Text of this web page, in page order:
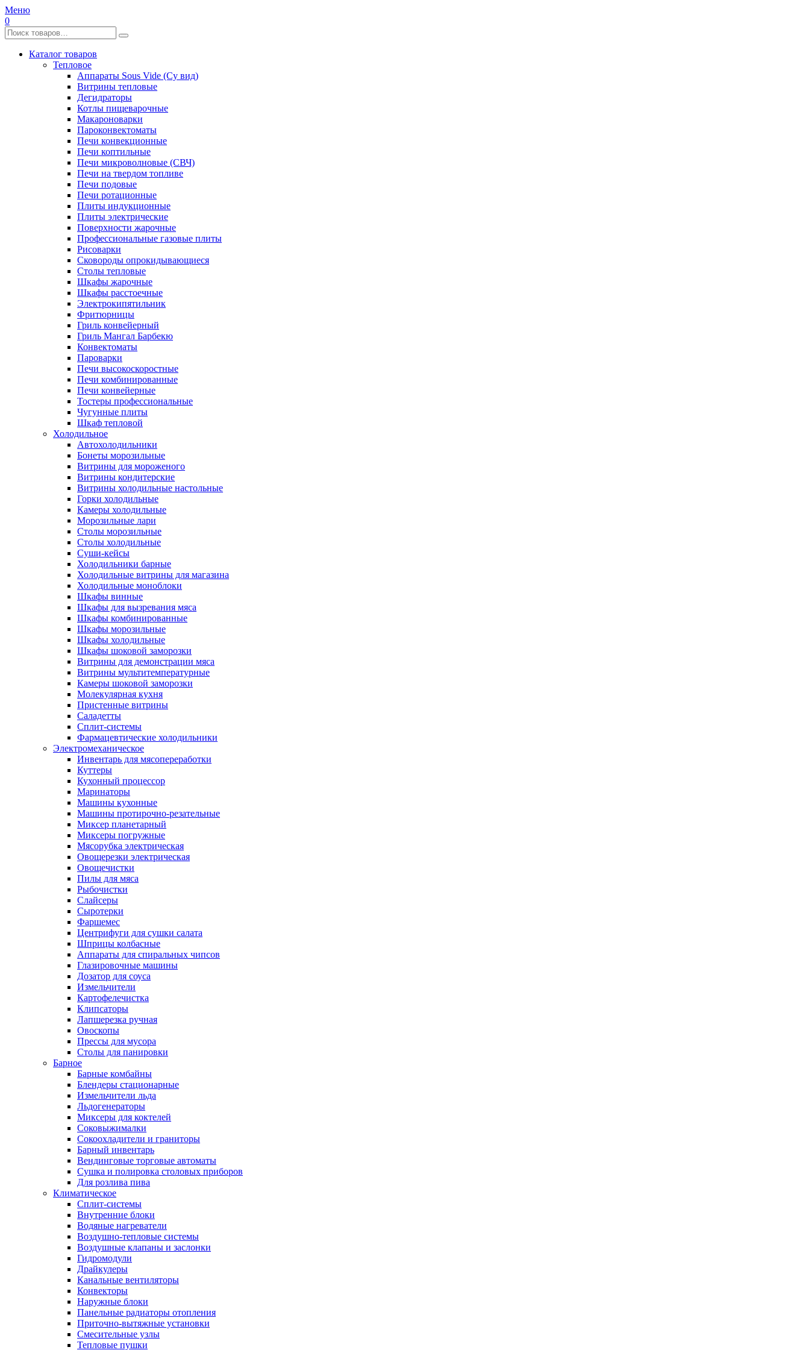
Меню
0
Каталог товаров
Тепловое
Аппараты Sous Vide (Су вид)
Витрины тепловые
Дегидраторы
Котлы пищеварочные
Макароноварки
Пароконвектоматы
Печи конвекционные
Печи коптильные
Печи микроволновые (СВЧ)
Печи на твердом топливе
Печи подовые
Печи ротационные
Плиты индукционные
Плиты электрические
Поверхности жарочные
Профессиональные газовые плиты
Рисоварки
Сковороды опрокидывающиеся
Столы тепловые
Шкафы жарочные
Шкафы расстоечные
Электрокипятильник
Фритюрницы
Гриль конвейерный
Гриль Мангал Барбекю
Конвектоматы
Пароварки
Печи высокоскоростные
Печи комбинированные
Печи конвейерные
Тостеры профессиональные
Чугунные плиты
Шкаф тепловой
Холодильное
Автохолодильники
Бонеты морозильные
Витрины для мороженого
Витрины кондитерские
Витрины холодильные настольные
Горки холодильные
Камеры холодильные
Морозильные лари
Столы морозильные
Столы холодильные
Суши-кейсы
Холодильники барные
Холодильные витрины для магазина
Холодильные моноблоки
Шкафы винные
Шкафы для вызревания мяса
Шкафы комбинированные
Шкафы морозильные
Шкафы холодильные
Шкафы шоковой заморозки
Витрины для демонстрации мяса
Витрины мультитемпературные
Камеры шоковой заморозки
Молекулярная кухня
Пристенные витрины
Саладетты
Сплит-системы
Фармацевтические холодильники
Электромеханическое
Инвентарь для мясопереработки
Куттеры
Кухонный процессор
Маринаторы
Машины кухонные
Машины протирочно-резательные
Миксер планетарный
Миксеры погружные
Мясорубка электрическая
Овощерезки электрическая
Овощечистки
Пилы для мяса
Рыбочистки
Слайсеры
Сыротерки
Фаршемес
Центрифуги для сушки салата
Шприцы колбасные
Аппараты для спиральных чипсов
Глазировочные машины
Дозатор для соуса
Измельчители
Картофелечистка
Клипсаторы
Лапшерезка ручная
Овоскопы
Прессы для мусора
Столы для панировки
Барное
Барные комбайны
Блендеры стационарные
Измельчители льда
Льдогенераторы
Миксеры для коктелей
Соковыжималки
Сокоохладители и граниторы
Барный инвентарь
Вендинговые торговые автоматы
Сушка и полировка столовых приборов
Для розлива пива
Климатическое
Сплит-системы
Внутренние блоки
Водяные нагреватели
Воздушно-тепловые системы
Воздушные клапаны и заслонки
Гидромодули
Драйкулеры
Канальные вентиляторы
Конвекторы
Наружные блоки
Панельные радиаторы отопления
Приточно-вытяжные установки
Смесительные узлы
Тепловые пушки